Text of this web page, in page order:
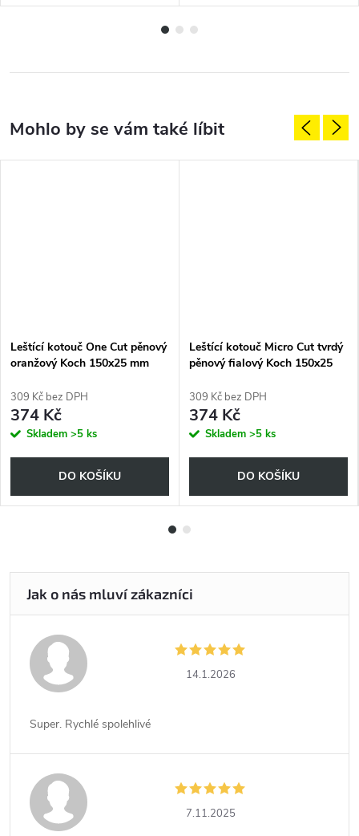
Leštící kotouč One Cut pěnový
oranžový Koch 150x25 mm
309 Kč bez DPH
374 Kč
Skladem >5 ks
DO KOŠÍKU
Leštící kotouč Micro Cut tvrdý
pěnový fialový Koch 150x25
999585
309 Kč bez DPH
374 Kč
Skladem >5 ks
DO KOŠÍKU
14.1.2026
Super. Rychlé spolehlivé
7.11.2025